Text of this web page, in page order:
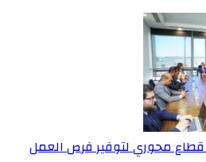
قطاع محوري لتوفير فرص العمل